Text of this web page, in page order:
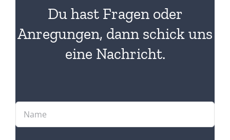
Du hast Fragen oder
Anregungen, dann schick uns
eine Nachricht.